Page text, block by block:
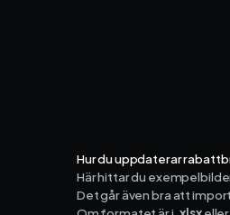
Hur du uppdaterar
Här hittar du
Det går även bra att